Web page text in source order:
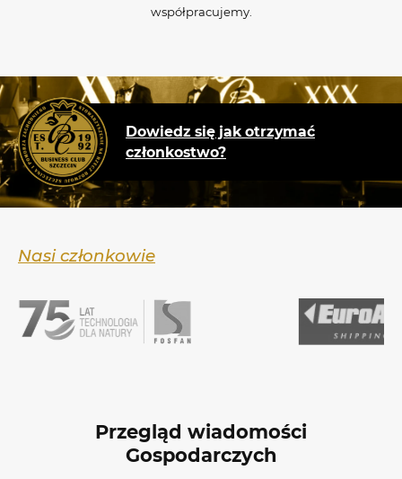
Dowiedz się jak otrzymać
członkostwo?
współpracujemy.
Nasi członkowie
Przegląd wiadomości
Gospodarczych